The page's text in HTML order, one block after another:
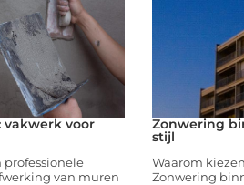
vakwerk voor
professionele
van muren
Zonwering
stijl
Waarom
Zonwering